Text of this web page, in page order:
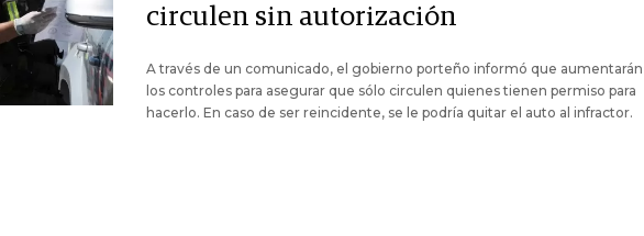
circulen sin autorización
A través de un comunicado, el gobierno porteño informó que aumentarán
los controles para asegurar que sólo circulen quienes tienen permiso para
hacerlo. En caso de ser reincidente, se le podría quitar el auto al infractor.